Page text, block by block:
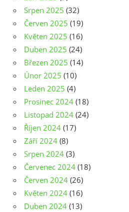
Srpen 2025 (32)
Červen 2025 (19)
Květen 2025 (16)
Duben 2025 (24)
Březen 2025 (14)
Únor 2025 (10)
Leden 2025 (4)
Prosinec 2024 (18)
Listopad 2024 (24)
Říjen 2024 (17)
Září 2024 (8)
Srpen 2024 (3)
Červenec 2024 (18)
Červen 2024 (26)
Květen 2024 (16)
Duben 2024 (13)